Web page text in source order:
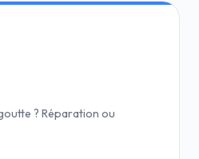
? Réparation ou